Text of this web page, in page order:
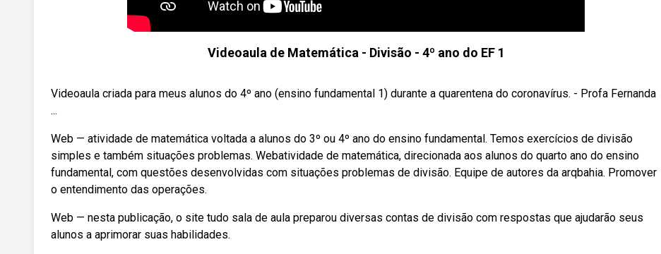
Videoaula de Matemática - Divisão - 4º ano do EF 1
Videoaula criada para meus alunos do 4º ano (ensino fundamental 1) durante a quarentena do coronavírus. - Profa Fernanda
...
Web — atividade de matemática voltada a alunos do 3º ou 4º ano do ensino fundamental. Temos exercícios de divisão
simples e também situações problemas. Webatividade de matemática, direcionada aos alunos do quarto ano do ensino
fundamental, com questões desenvolvidas com situações problemas de divisão. Equipe de autores da arqbahia. Promover
o entendimento das operações.
Web — nesta publicação, o site tudo sala de aula preparou diversas contas de divisão com respostas que ajudarão seus
alunos a aprimorar suas habilidades.